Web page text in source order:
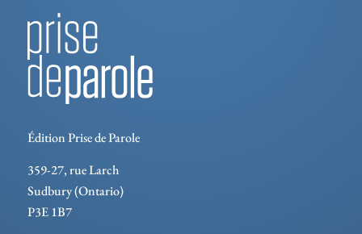
Édition Prise de Parole
359-27, rue Larch
Sudbury (Ontario)
P3E 1B7